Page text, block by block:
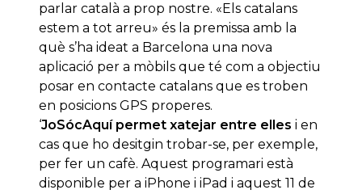
parlar català a prop nostre. «Els catalans
estem a tot arreu» és la premissa amb la
què s’ha ideat a Barcelona una nova
aplicació per a mòbils que té com a objectiu
posar en contacte catalans que es troben
en posicions GPS properes.
‘JoSócAquí permet xatejar entre elles i en
cas que ho desitgin trobar-se, per exemple,
per fer un cafè. Aquest programari està
disponible per a iPhone i iPad i aquest 11 de